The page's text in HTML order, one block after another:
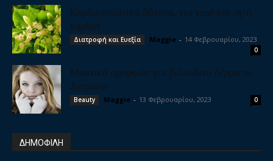
Καρδιοτονωτικά βότανα, για γερή και υγιή
καρδιά
Διατροφή και Ευεξία Maggie - 14 Φεβρουαρίου, 2023
0
Μυστικά ομορφιάς για βελούδινο δέρμα το
Χειμώνα
Beauty Maggie - 13 Φεβρουαρίου, 2023 0
ΔΗΜΟΦΙΛΗ